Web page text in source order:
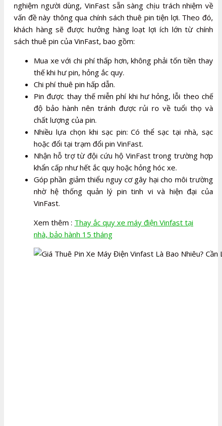
nghiệm người dùng, VinFast sẵn sàng chịu trách nhiệm về
vấn đề này thông qua chính sách thuê pin tiện lợi. Theo đó,
khách hàng sẽ được hưởng hàng loạt lợi ích lớn từ chính
sách thuê pin của VinFast, bao gồm:
Mua xe với chi phí thấp hơn, không phải tốn tiền thay
thế khi hư pin, hỏng ắc quy.
Chi phí thuê pin hấp dẫn.
Pin được thay thế miễn phí khi hư hỏng, lỗi theo chế
độ bảo hành nên tránh được rủi ro về tuổi thọ và
chất lượng của pin.
Nhiều lựa chọn khi sạc pin: Có thể sạc tại nhà, sạc
hoặc đổi tại trạm đổi pin VinFast.
Nhận hỗ trợ từ đội cứu hộ VinFast trong trường hợp
khẩn cấp như hết ắc quy hoặc hỏng hóc xe.
Góp phần giảm thiểu nguy cơ gây hại cho môi trường
nhờ hệ thống quản lý pin tinh vi và hiện đại của
VinFast.
Xem thêm : Thay ắc quy xe máy điện Vinfast tại
nhà, bảo hành 15 tháng